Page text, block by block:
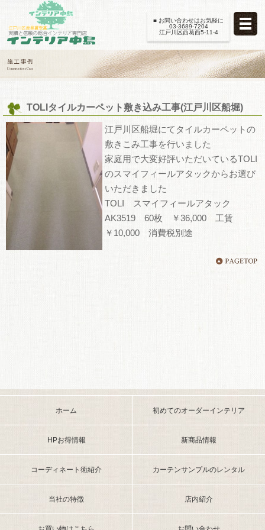
■ お問い合わせはお気軽に
03-3689-7204
江戸川区西葛西5-11-4
TOLIタイルカーペット敷き込み工事(江戸川区船堀)
江戸川区船堀にてタイルカーペットの
敷きこみ工事を行いました
家庭用で大変好評いただいているTOLI
のスマイフィールアタックからお選び
いただきました
TOLI スマイフィールアタック
AK3519 60枚 ￥36,000 工賃
￥10,000 消費税別途
ホーム 初めてのオーダーインテリア
HPお得情報 新商品情報
コーディネート術紹介 カーテンサンプルのレンタル
当社の特徴 店内紹介